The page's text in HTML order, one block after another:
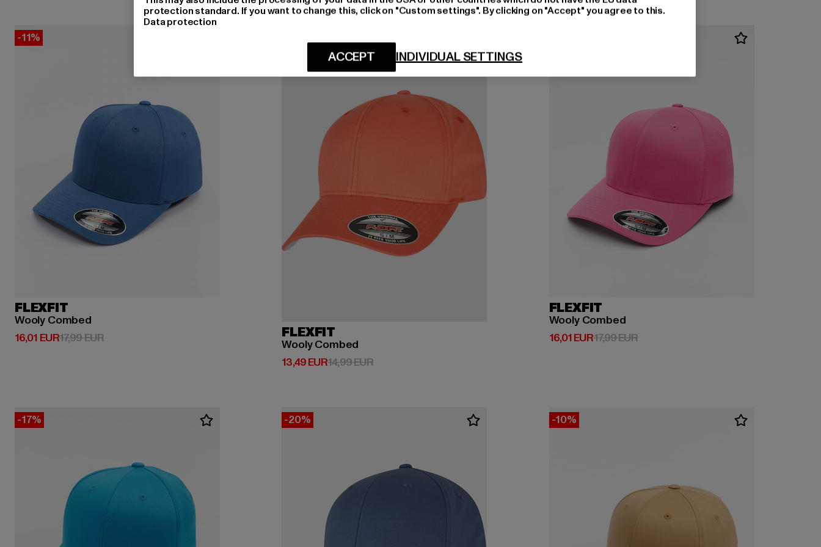
-11%
FLEXFIT
Wooly Combed
16,01 EUR
Derzeitiger Preis: 16,01 EUR
17,99 EURAktionspreis: 17,99 EUR FLEXFIT
Wooly Combed
13,49 EUR
Derzeitiger Preis: 13,49 EUR
14,99 EURAktionspreis: 14,99 EUR
FLEXFIT
Wooly Combed
16,01 EUR
Derzeitiger Preis: 16,01 EUR
17,99 EURAktionspreis: 17,99 EUR
-17% -20% -10%
protection standard. If you want to change this, click on "Custom settings". By clicking on "Accept" you agree to this.
Data protection
INDIVIDUAL SETTINGS
ACCEPT